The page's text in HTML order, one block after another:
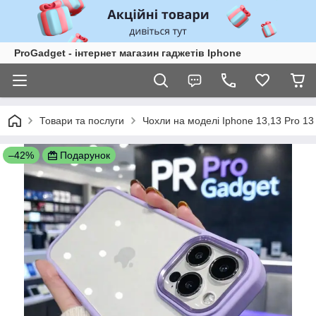
ProGadget - iнтернет магазин гаджетів Iphone
Товари та послуги Чохли на моделі Iphone 13,13 Pro
–42% Подарунок